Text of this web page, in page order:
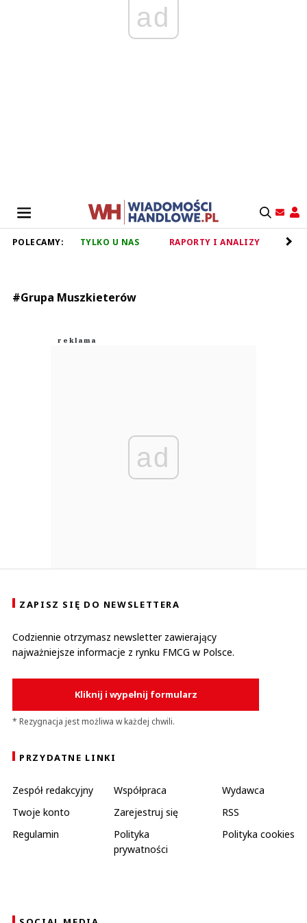
ad
POLECAMY: TYLKO U NAS RAPORTY I ANALIZY
#Grupa Muszkieterów
ad
ZAPISZ SIĘ DO NEWSLETTERA
Codziennie otrzymasz newsletter zawierający
najważniejsze informacje z rynku FMCG w Polsce.
Kliknij i wypełnij formularz
* Rezygnacja jest możliwa w każdej chwili.
PRZYDATNE LINKI
Zespół redakcyjny Współpraca
Wydawca
Twoje konto
Zarejestruj się
RSS
Regulamin
Polityka
prywatności
Polityka cookies